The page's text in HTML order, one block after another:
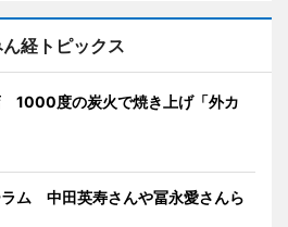
経トピックス
1000度の炭火で焼き上げ「外カ
ム 中田英寿さんや冨永愛さんら